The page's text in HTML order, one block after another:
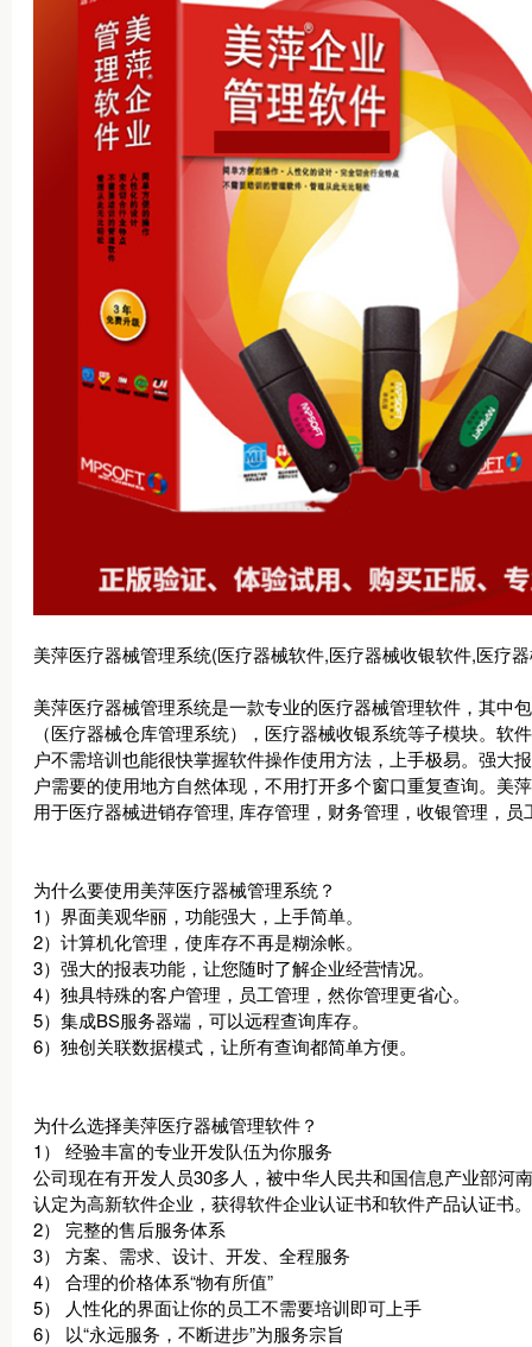
美萍医疗器械管理系统(医疗器械软件,医疗器械收银软件,医疗
美萍医疗器械管理系统是一款专业的医疗器械管理软件，其中
（医疗器械仓库管理系统），医疗器械收银系统等子模块。
户不需培训也能很快掌握软件操作使用方法，上手极易。强大
户需要的使用地方自然体现，不用打开多个窗口重复查询。美
用于医疗器械进销存管理, 库存管理，财务管理，收银管理，
为什么要使用美萍医疗器械管理系统？
1）界面美观华丽，功能强大，上手简单。
2）计算机化管理，使库存不再是糊涂帐。
3）强大的报表功能，让您随时了解企业经营情况。
4）独具特殊的客户管理，员工管理，然你管理更省心。
5）集成BS服务器端，可以远程查询库存。
6）独创关联数据模式，让所有查询都简单方便。
为什么选择美萍医疗器械管理软件？
1） 经验丰富的专业开发队伍为你服务
公司现在有开发人员30多人，被中华人民共和国信息产业部河
认定为高新软件企业，获得软件企业认证书和软件产品认证书。
2） 完整的售后服务体系
3） 方案、需求、设计、开发、全程服务
4） 合理的价格体系“物有所值”
5） 人性化的界面让你的员工不需要培训即可上手
6） 以“永远服务，不断进步”为服务宗旨